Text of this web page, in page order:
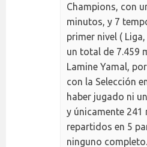
Champions, con
minutos, y 7
primer nivel (
un total de 7.459
Lamine Yamal,
con la Selección
haber jugado ni
y únicamente 241
repartidos en 5
ninguno completo.